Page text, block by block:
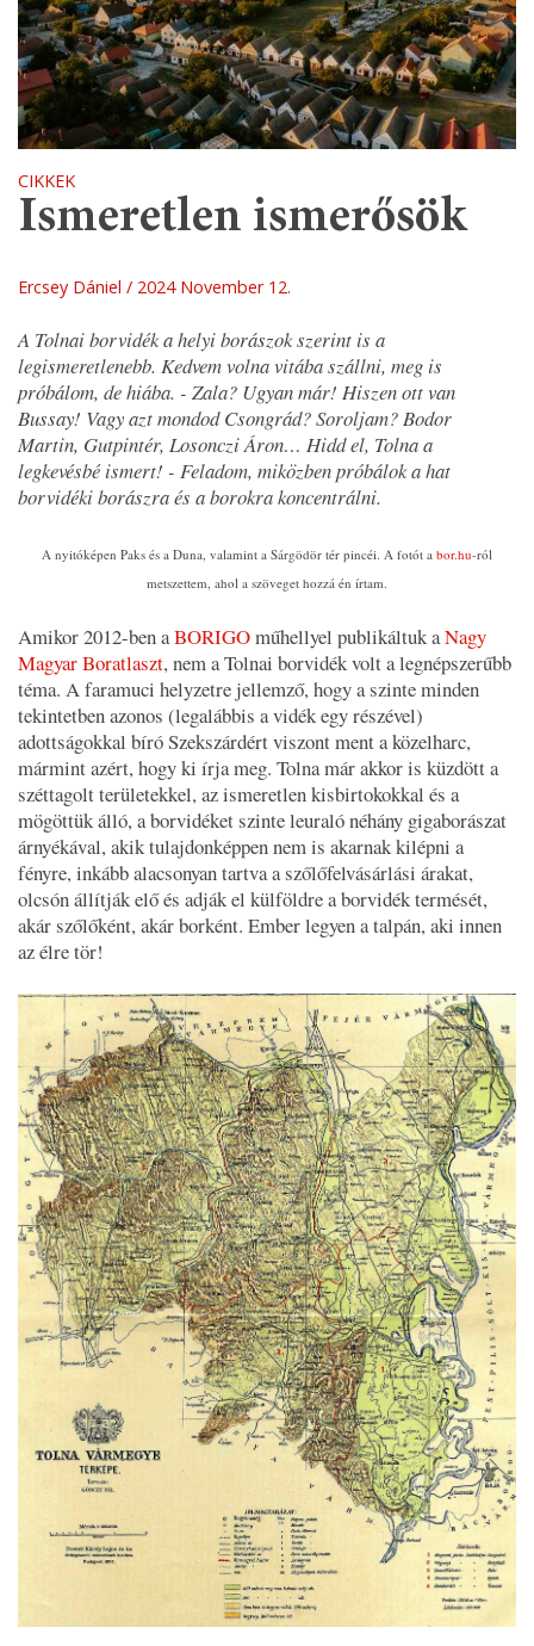
CIKKEK
Ismeretlen ismerősök
Ercsey Dániel 2024 November 12.
A Tolnai borvidék a helyi borászok szerint is a
legismeretlenebb. Kedvem volna vitába szállni, meg is
próbálom, de hiába. - Zala? Ugyan már! Hiszen ott van
Bussay! Vagy azt mondod Csongrád? Soroljam? Bodor
Martin, Gutpintér, Losonczi Áron… Hidd el, Tolna a
legkevésbé ismert! - Feladom, miközben próbálok a hat
borvidéki borászra és a borokra koncentrálni.
A nyitóképen Paks és a Duna, valamint a Sárgödör tér pincéi. A fotót a bor.hu-ról
metszettem, ahol a szöveget hozzá én írtam.
Amikor 2012-ben aBORIGOműhellyel publikáltuk aNagy
Magyar Boratlaszt, nem a Tolnai borvidék volt a legnépszerűbb
téma. A faramuci helyzetre jellemző, hogy a szinte minden
tekintetben azonos (legalábbis a vidék egy részével)
adottságokkal bíró Szekszárdért viszont ment a közelharc,
mármint azért, hogy ki írja meg. Tolna már akkor is küzdött a
széttagolt területekkel, az ismeretlen kisbirtokokkal és a
mögöttük álló, a borvidéket szinte leuraló néhány gigaborászat
árnyékával, akik tulajdonképpen nem is akarnak kilépni a
fényre, inkább alacsonyan tartva a szőlőfelvásárlási árakat,
olcsón állítják elő és adják el külföldre a borvidék termését,
akár szőlőként, akár borként. Ember legyen a talpán, aki innen
az élre tör!